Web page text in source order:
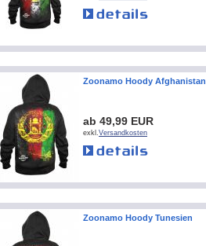
Zoonamo Hoody Afghanistan
ab 49,99 EUR
exkl.Versandkosten
Zoonamo Hoody Tunesien